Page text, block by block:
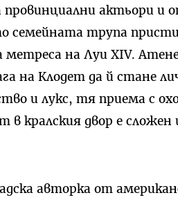
провинциални актьори и
семейната трупа
на Луи XIV.
на Клодет да й стане
и лукс, тя приема с
в кралския двор е
авторка от